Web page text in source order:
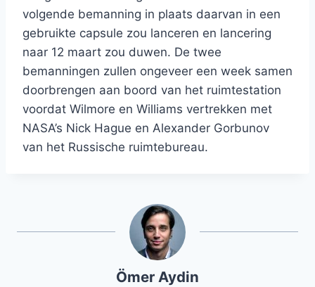
volgende bemanning in plaats daarvan in een
gebruikte capsule zou lanceren en lancering
naar 12 maart zou duwen. De twee
bemanningen zullen ongeveer een week samen
doorbrengen aan boord van het ruimtestation
voordat Wilmore en Williams vertrekken met
NASA’s Nick Hague en Alexander Gorbunov
van het Russische ruimtebureau.
Ömer Aydin